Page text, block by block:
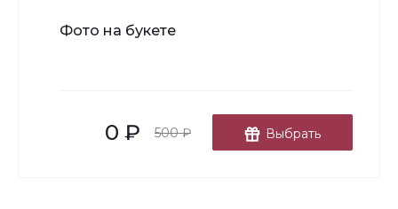
В корзину
Фото на букете
0 ₽ 500 ₽ Выбрать